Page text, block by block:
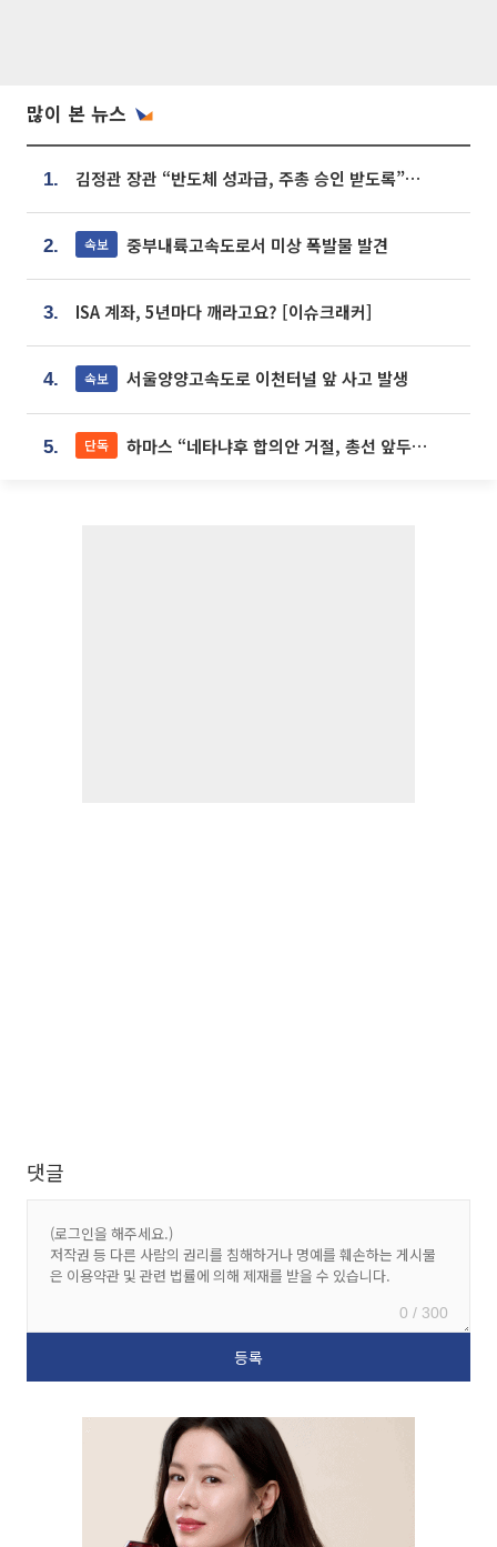
많이 본 뉴스
1. 김정관 장관 “반도체 성과급, 주총 승인 받도록”…상법·자본시장법 개정 시사
2. 속보 중부내륙고속도로서 미상 폭발물 발견
3. ISA 계좌, 5년마다 깨라고요? [이슈크래커]
4. 속보 서울양양고속도로 이천터널 앞 사고 발생
5. 단독 하마스 “네타냐후 합의안 거절, 총선 앞두고 시간 끌기”
댓글
0 / 300